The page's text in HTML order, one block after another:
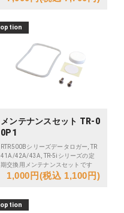
option
メンテナンスセット TR-0
0P1
RTR500Bシリーズデータロガー, TR
41A/42A/43A, TR-5iシリーズの定
期交換用メンテナンスセットです
1,000円(税込 1,100円)
option